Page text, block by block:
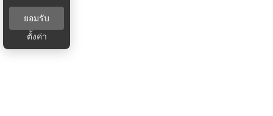
ยอมรับ
ตั้งค่า